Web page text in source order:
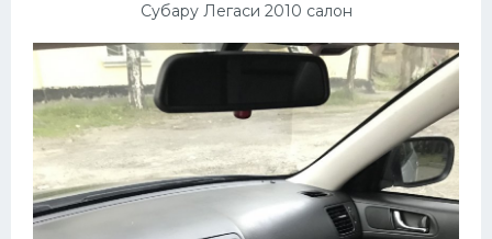
Субару Легаси 2010 салон